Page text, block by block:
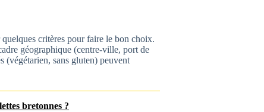
critères pour faire le bon choix.
géographique (centre-ville, port de
(végétarien, sans gluten) peuvent
bretonnes ?